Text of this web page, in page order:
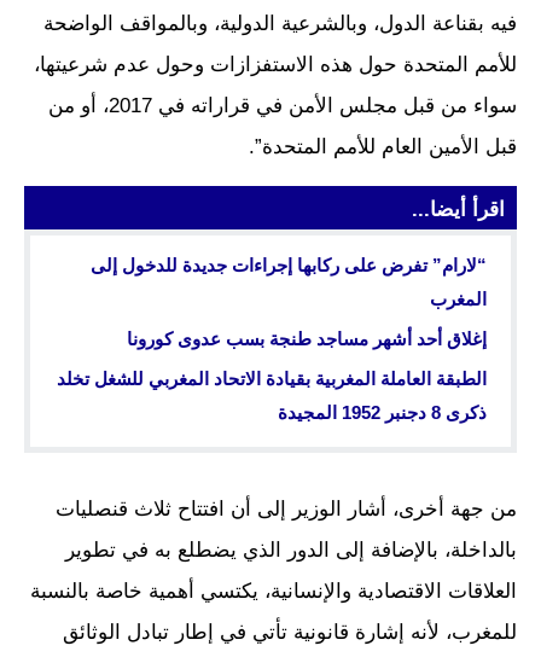
فيه بقناعة الدول، وبالشرعية الدولية، وبالمواقف الواضحة
للأمم المتحدة حول هذه الاستفزازات وحول عدم شرعيتها،
سواء من قبل مجلس الأمن في قراراته في 2017، أو من
قبل الأمين العام للأمم المتحدة”.
اقرأ أيضا...
“لارام” تفرض على ركابها إجراءات جديدة للدخول إلى
المغرب
إغلاق أحد أشهر مساجد طنجة بسب عدوى كورونا
الطبقة العاملة المغربية بقيادة الاتحاد المغربي للشغل تخلد
ذكرى 8 دجنبر 1952 المجيدة
من جهة أخرى، أشار الوزير إلى أن افتتاح ثلاث قنصليات
بالداخلة، بالإضافة إلى الدور الذي يضطلع به في تطوير
العلاقات الاقتصادية والإنسانية، يكتسي أهمية خاصة بالنسبة
للمغرب، لأنه إشارة قانونية تأتي في إطار تبادل الوثائق